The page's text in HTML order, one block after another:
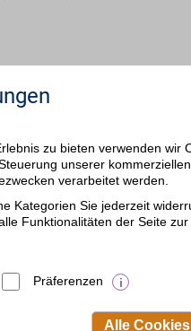
zu bieten verwenden
unserer
verarbeitet werden.
Kategorien Sie jederzeit
Funktionalitäten der Seite
Präferenzen
Alle